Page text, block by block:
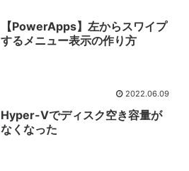
【PowerApps】左からスワイプ
するメニュー表示の作り方
2022.06.09
Hyper-Vでディスク空き容量が
なくなった